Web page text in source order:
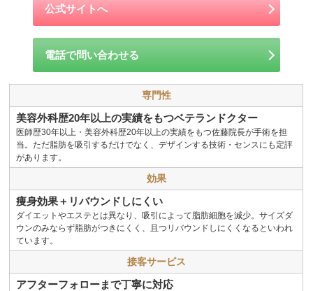
公式サイトへ
電話で問い合わせる
専門性
美容外科歴20年以上の実績をもつベテランドクター
医師歴30年以上・美容外科歴20年以上の実績をもつ佐藤院長が手術を担
当。ただ脂肪を吸引するだけでなく、デザインする技術・センスにも定評
があります。
効果
痩身効果＋リバウンドしにくい
ダイエットやエステとは異なり、吸引によって脂肪細胞を減少。サイズダ
ウンのみならず脂肪がつきにくく、且つリバウンドしにくくなるといわれ
ています。
接客サービス
アフターフォローまで丁寧に対応